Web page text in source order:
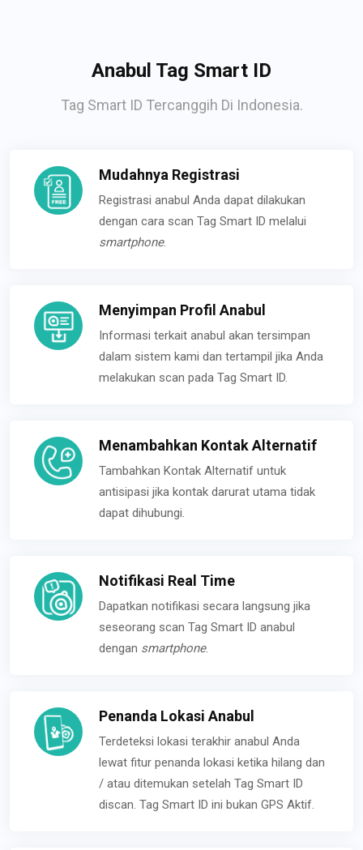
Anabul Tag Smart ID
Tag Smart ID Tercanggih Di Indonesia.
Mudahnya Registrasi
Registrasi anabul Anda dapat dilakukan
dengan cara scan Tag Smart ID melalui
smartphone.
Menyimpan Profil Anabul
Informasi terkait anabul akan tersimpan
dalam sistem kami dan tertampil jika Anda
melakukan scan pada Tag Smart ID.
Menambahkan Kontak Alternatif
Tambahkan Kontak Alternatif untuk
antisipasi jika kontak darurat utama tidak
dapat dihubungi.
Notifikasi Real Time
Dapatkan notifikasi secara langsung jika
seseorang scan Tag Smart ID anabul
dengan smartphone.
Penanda Lokasi Anabul
Terdeteksi lokasi terakhir anabul Anda
lewat fitur penanda lokasi ketika hilang dan
/ atau ditemukan setelah Tag Smart ID
discan. Tag Smart ID ini bukan GPS Aktif.